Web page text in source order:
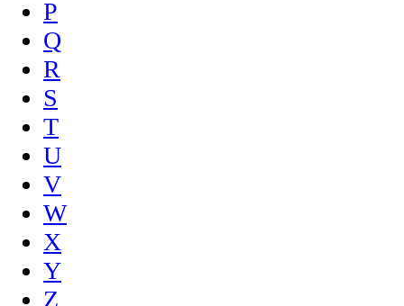
P
Q
R
S
T
U
V
W
X
Y
Z